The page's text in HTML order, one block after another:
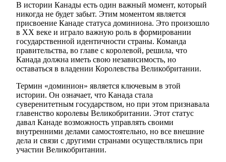
В истории Канады есть один важный момент, который
никогда не будет забыт. Этим моментом является
присвоение Канаде статуса доминиона. Это произошло
в ХХ веке и играло важную роль в формировании
государственной идентичности страны. Команда
правительства, во главе с королевой, решила, что
Канада должна иметь свою независимость, но
оставаться в владении Королевства Великобритании.
Термин «доминион» является ключевым в этой
истории. Он означает, что Канада стала
суверенитетным государством, но при этом признавала
главенство королевы Великобритании. Этот статус
давал Канаде возможность управлять своими
внутренними делами самостоятельно, но все внешние
дела и связи с другими странами осуществлялись при
участии Великобритании.